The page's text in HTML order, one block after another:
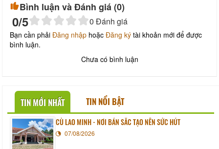
Bình luận và Đánh giá (0)
0/5 0 Đánh giá
Bạn cần phải Đăng nhập hoặc Đăng ký tài khoản mới để được
bình luận.
Chưa có bình luận
TIN MỚI NHẤT TIN NỔI BẬT
CÙ LAO MINH - NƠI BẢN SẮC TẠO NÊN SỨC HÚT
07/08/2026